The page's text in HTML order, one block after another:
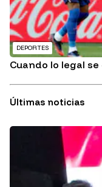
DEPORTES
Cuando lo legal
Últimas noticias